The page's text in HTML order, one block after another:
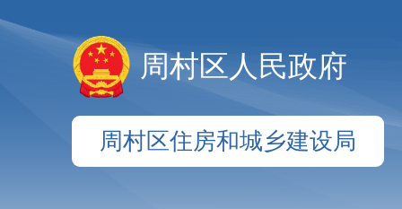
周村区人民政府
周村区住房和城乡建设局